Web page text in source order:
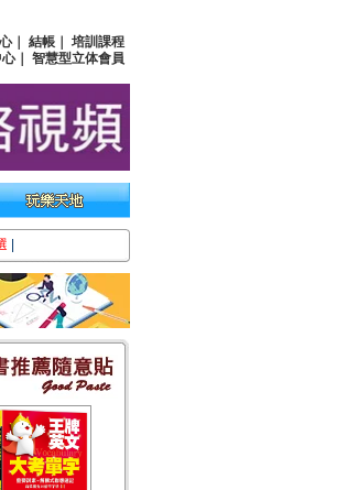
｜ 結帳
培訓課程
｜ 智慧型立体會員